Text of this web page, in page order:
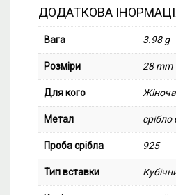
ДОДАТКОВА
Вага 3.98 g
Розміри 28 mm
Для кого
Метал срібло
Проба срібла 925
Тип вставки